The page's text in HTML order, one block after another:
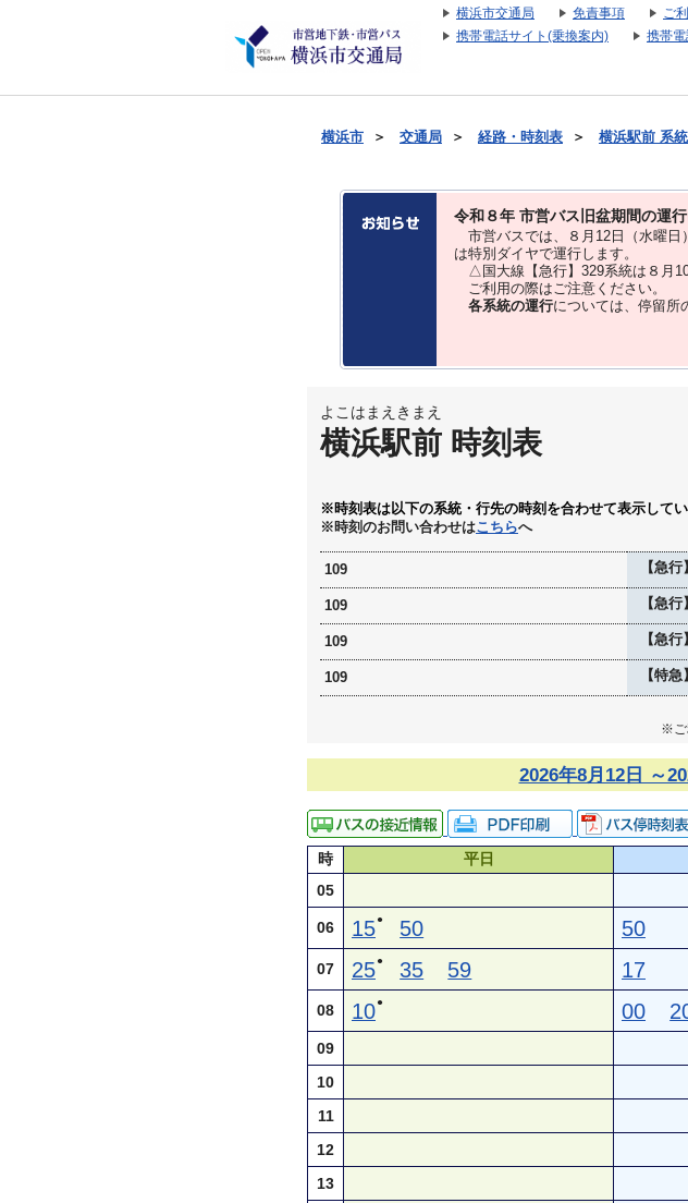
横浜市交通局 免責事項 ご
携帯電話サイト(乗換案内)
携帯
横浜市 ＞ 交通局 ＞ 経路・時刻表 ＞ 横浜駅前 系
令和８年 市営バス旧盆期間の運
市営バスでは、８⽉12⽇（水曜日
は特別ダイヤで運⾏します。
△国大線【急行】329系統は８月10
ご利用の際はご注意ください。
各系統の運行については、停留所
よこはまえきまえ
横浜駅前 時刻表
※時刻表は以下の系統・行先の時刻を合わせて表示して
※時刻のお問い合わせはこちらへ
109 【急
109 【急
109 【急
109 【特
※ご
2026年8月12日 ～
時 平日
05
06 15● 50 50
07 25● 35 59 17
08 10● 00
09
10
11
12
13